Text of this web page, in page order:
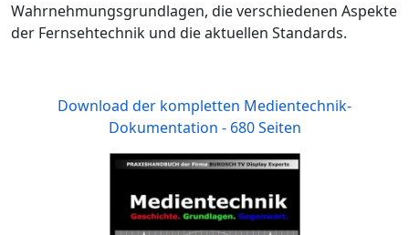
Wahrnehmungsgrundlagen, die verschiedenen Aspekte
der Fernsehtechnik und die aktuellen Standards.
Download der kompletten Medientechnik-
Dokumentation - 680 Seiten